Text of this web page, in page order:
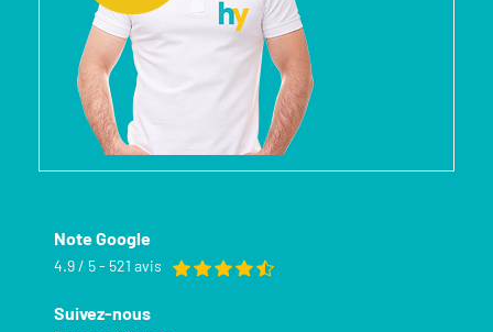
Note Google
4.9 / 5 - 521 avis
Suivez-nous